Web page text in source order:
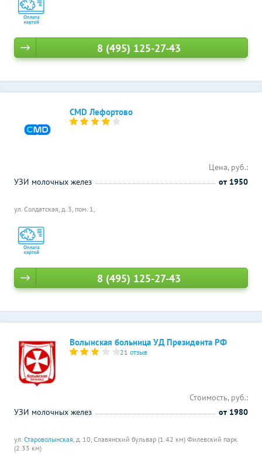
8 (495) 125-27-43
CMD Лефортово
ул. Солдатская, д. 3, пом. 1,
Цена, руб.:
УЗИ молочных желез
от 1950
8 (495) 125-27-43
Волынская больница УД Президента РФ
21 отзыв
ул. Староволынская, д. 10, Славянский бульвар (1.42 км) Филевский парк
(2.33 км)
Стоимость, руб.:
УЗИ молочных желез
от 1980